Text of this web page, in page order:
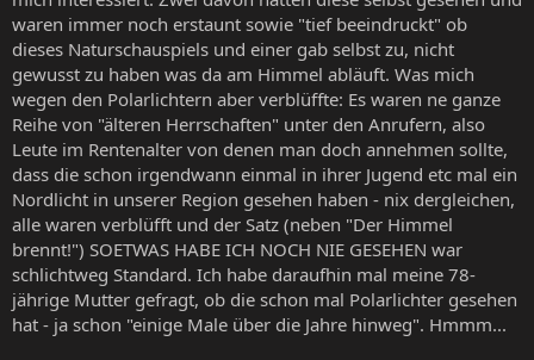
waren immer noch erstaunt sowie "tief beeindruckt" ob
dieses Naturschauspiels und einer gab selbst zu, nicht
gewusst zu haben was da am Himmel abläuft. Was mich
wegen den Polarlichtern aber verblüffte: Es waren ne ganze
Reihe von "älteren Herrschaften" unter den Anrufern, also
Leute im Rentenalter von denen man doch annehmen sollte,
dass die schon irgendwann einmal in ihrer Jugend etc mal ein
Nordlicht in unserer Region gesehen haben - nix dergleichen,
alle waren verblüfft und der Satz (neben "Der Himmel
brennt!") SOETWAS HABE ICH NOCH NIE GESEHEN war
schlichtweg Standard. Ich habe daraufhin mal meine 78-
jährige Mutter gefragt, ob die schon mal Polarlichter gesehen
hat - ja schon "einige Male über die Jahre hinweg". Hmmm...